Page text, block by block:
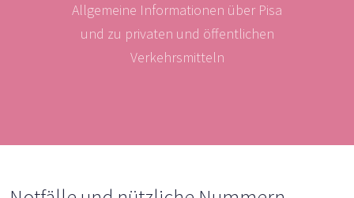
Allgemeine Informationen über Pisa
und zu privaten und öffentlichen
Verkehrsmitteln